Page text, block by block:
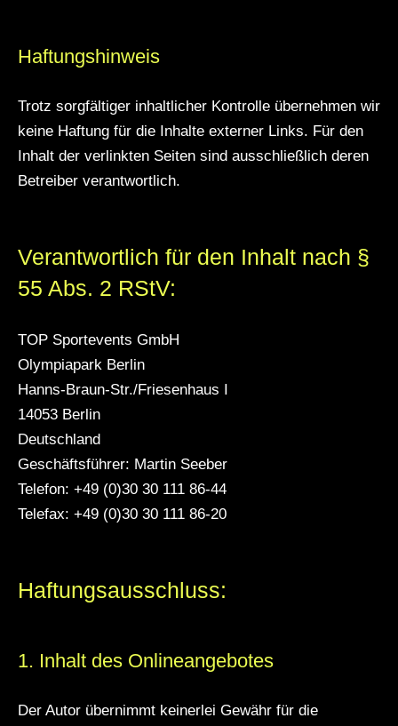
Haftungshinweis
Trotz sorgfältiger inhaltlicher Kontrolle übernehmen wir
keine Haftung für die Inhalte externer Links. Für den
Inhalt der verlinkten Seiten sind ausschließlich deren
Betreiber verantwortlich.
Verantwortlich für den Inhalt nach §
55 Abs. 2 RStV:
TOP Sportevents GmbH
Olympiapark Berlin
Hanns-Braun-Str./Friesenhaus I
14053 Berlin
Deutschland
Geschäftsführer: Martin Seeber
Telefon: +49 (0)30 30 111 86-44
Telefax: +49 (0)30 30 111 86-20
Haftungsausschluss:
1. Inhalt des Onlineangebotes
Der Autor übernimmt keinerlei Gewähr für die